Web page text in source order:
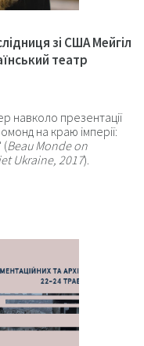
зі США Мейгіл
театр
навколо презентації
на краю імперії:
(Beau Monde on
Ukraine, 2017).